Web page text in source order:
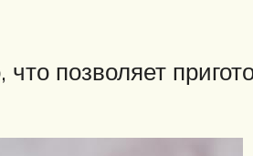
позволяет